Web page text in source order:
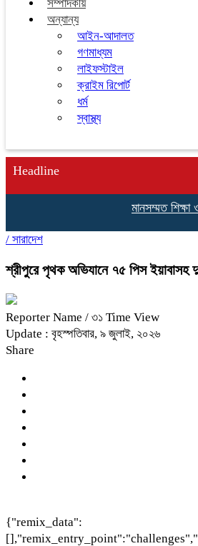
সম্পাদকীয়
অন্যান্য
আইন-আদালত
গণমাধ্যম
লাইফস্টাইল
ক্রাইম রিপোর্ট
ধর্ম
স্বাস্থ্য
Headline
মানসম্মত শিক্ষা ও
/ সারাদেশ
শ্রীপুরে পৃথক অভিযানে ৭৫ পিস ইয়াবাসহ
Reporter Name / ৩১ Time View
Update : বৃহস্পতিবার, ৯ জুলাই, ২০২৬
Share
{"remix_data":